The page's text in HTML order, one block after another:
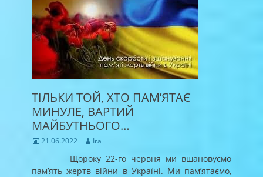
ТІЛЬКИ ТОЙ, ХТО ПАМ’ЯТАЄ
МИНУЛЕ, ВАРТИЙ
МАЙБУТНЬОГО…
Posted
21.06.2022 Author
Ira
Щороку 22-го червня ми вшановуємо
пам’ять жертв війни в Україні. Ми пам’ятаємо,